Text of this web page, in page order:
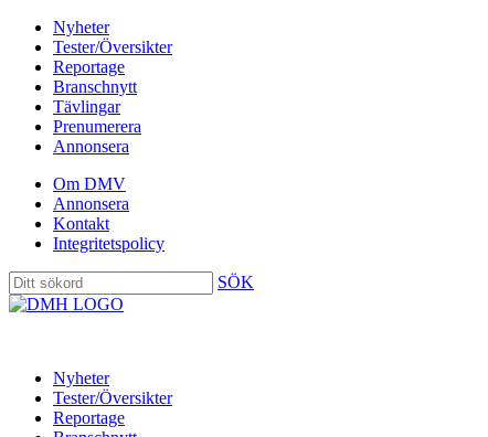
Nyheter
Tester/Översikter
Reportage
Branschnytt
Tävlingar
Prenumerera
Annonsera
Om DMV
Annonsera
Kontakt
Integritetspolicy
SÖK
Nyheter
Tester/Översikter
Reportage